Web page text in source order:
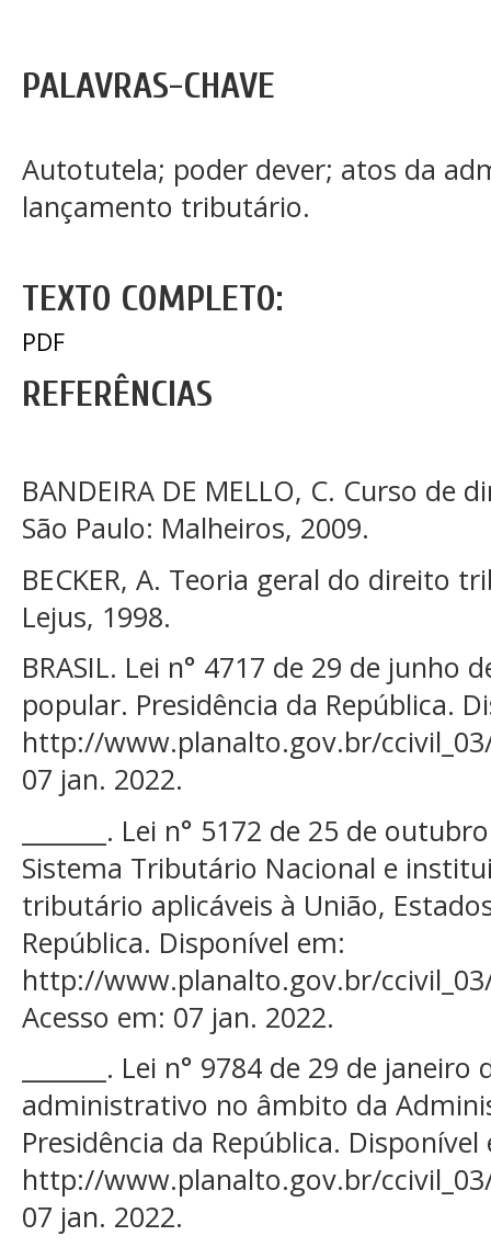
PALAVRAS-CHAVE
Autotutela; poder dever; atos da
lançamento tributário.
TEXTO COMPLETO:
PDF
REFERÊNCIAS
BANDEIRA DE MELLO, C. Curso
São Paulo: Malheiros, 2009.
BECKER, A. Teoria geral do direito
Lejus, 1998.
BRASIL. Lei n° 4717 de 29 de junho
popular. Presidência da República.
http://www.planalto.gov.br/
07 jan. 2022.
_______. Lei n° 5172 de 25 de
Sistema Tributário Nacional e
tributário aplicáveis à União,
República. Disponível em:
http://www.planalto.gov.br/
Acesso em: 07 jan. 2022.
_______. Lei n° 9784 de 29 de
administrativo no âmbito da
Presidência da República. Disponível
http://www.planalto.gov.br/
07 jan. 2022.